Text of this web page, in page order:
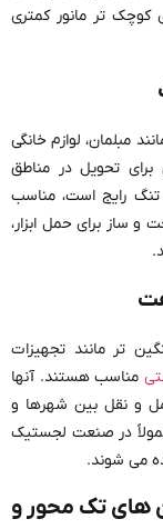
کوچک تر مانور کمتری
مبلمان، لوازم خانگی
تحویل در مناطق
رایج است، مناسب
ساز برای حمل ابزار،
تر مانند تجهیزات
مناسب هستند. آنها
و نقل بین شهرها و
در صنعت لجستیک
می شوند.
های تک محور و